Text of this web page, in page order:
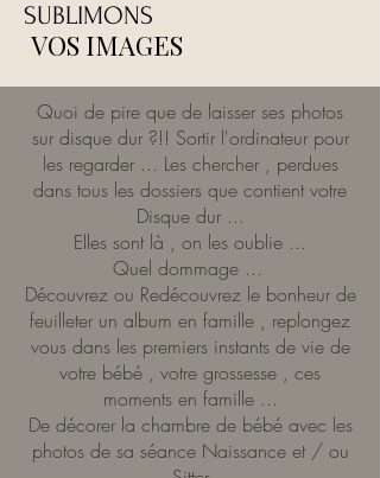
SUBLIMONS
VOS IMAGES
Quoi de pire que de laisser ses photos
sur disque dur ?!! Sortir l'ordinateur pour
les regarder ... Les chercher , perdues
dans tous les dossiers que contient votre
Disque dur ...
Elles sont là , on les oublie ...
Quel dommage ...
Découvrez ou Redécouvrez le bonheur de
feuilleter un album en famille , replongez
vous dans les premiers instants de vie de
votre bébé , votre grossesse , ces
moments en famille ...
De décorer la chambre de bébé avec les
photos de sa séance Naissance et / ou